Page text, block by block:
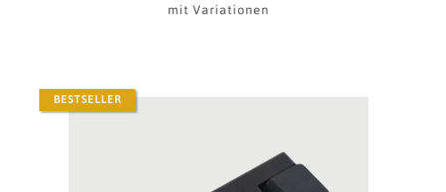
mit Variationen
BESTSELLER